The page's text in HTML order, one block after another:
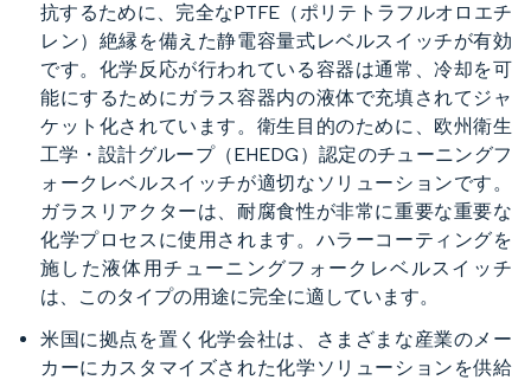
抗するために、完全なPTFE（ポリテトラフルオロエチ
レン）絶縁を備えた静電容量式レベルスイッチが有効
です。化学反応が行われている容器は通常、冷却を可
能にするためにガラス容器内の液体で充填されてジャ
ケット化されています。衛生目的のために、欧州衛生
工学・設計グループ（EHEDG）認定のチューニングフ
ォークレベルスイッチが適切なソリューションです。
ガラスリアクターは、耐腐食性が非常に重要な重要な
化学プロセスに使用されます。ハラーコーティングを
施した液体用チューニングフォークレベルスイッチ
は、このタイプの用途に完全に適しています。
米国に拠点を置く化学会社は、さまざまな産業のメー
カーにカスタマイズされた化学ソリューションを供給